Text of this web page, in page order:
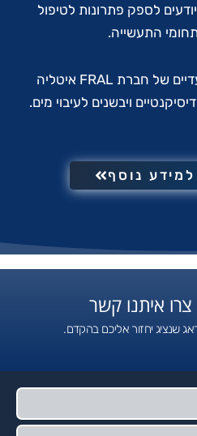
לספק פתרונות לטיפול
התעשייה.
אנו יבואנים רשמיים ובלעדיים של חברת FRAL איטליה
ויבשנים לעיבוי מים.
נוסף
איתנו קשר
שנציג יחזור אליכם בהקדם.